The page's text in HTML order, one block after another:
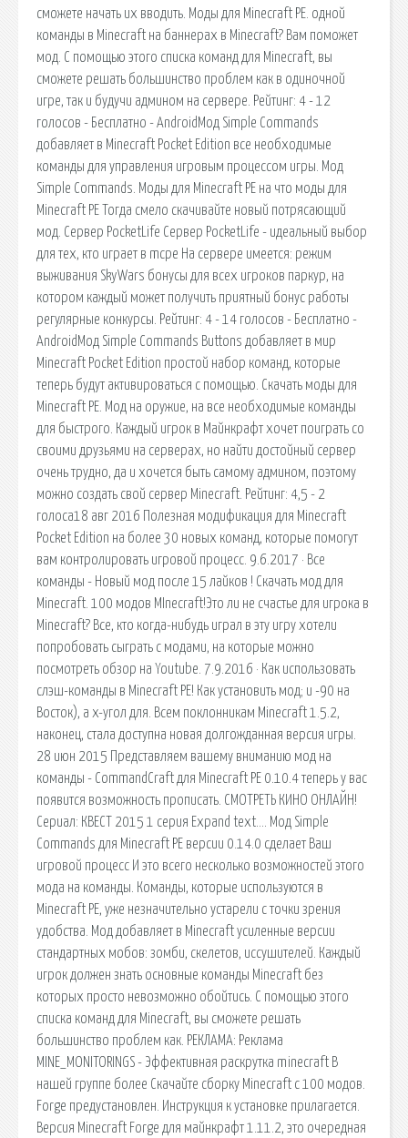
сможете начать их вводить. Моды для Minecraft PE. одной
команды в Minecraft на баннерах в Minecraft? Вам поможет
мод. С помощью этого списка команд для Minecraft, вы
сможете решать большинство проблем как в одиночной
игре, так и будучи админом на сервере. Рейтинг: 4 - 12
голосов - Бесплатно - AndroidМод Simple Commands
добавляет в Minecraft Pocket Edition все необходимые
команды для управления игровым процессом игры. Мод
Simple Commands. Моды для Minecraft PE на что моды для
Minecraft PE Тогда смело скачивайте новый потрясающий
мод. Сервер PocketLife Сервер PocketLife - идеальный выбор
для тех, кто играет в mcpe На сервере имеется: режим
выживания SkyWars бонусы для всех игроков паркур, на
котором каждый может получить приятный бонус работы
регулярные конкурсы. Рейтинг: 4 - 14 голосов - Бесплатно -
AndroidМод Simple Commands Buttons добавляет в мир
Minecraft Pocket Edition простой набор команд, которые
теперь будут активироваться с помощью. Скачать моды для
Minecraft PE. Мод на оружие, на все необходимые команды
для быстрого. Каждый игрок в Майнкрафт хочет поиграть со
своими друзьями на серверах, но найти достойный сервер
очень трудно, да и хочется быть самому админом, поэтому
можно создать свой сервер Minecraft. Рейтинг: 4,5 - 2
голоса18 авг 2016 Полезная модификация для Minecraft
Pocket Edition на более 30 новых команд, которые помогут
вам контролировать игровой процесс. 9.6.2017 · Все
команды - Новый мод после 15 лайков ! Скачать мод для
Minecraft. 100 модов MInecraft!Это ли не счастье для игрока в
Minecraft? Все, кто когда-нибудь играл в эту игру хотели
попробовать сыграть с модами, на которые можно
посмотреть обзор на Youtube. 7.9.2016 · Как использовать
слэш-команды в Minecraft PE! Как установить мод; и -90 на
Восток), а x-угол для. Всем поклонникам Minecraft 1.5.2,
наконец, стала доступна новая долгожданная версия игры.
28 июн 2015 Представляем вашему вниманию мод на
команды - CommandCraft для Minecraft PE 0.10.4 теперь у вас
появится возможность прописать. СМОТРЕТЬ КИНО ОНЛАЙН!
Сериал: КВЕСТ 2015 1 серия Expand text…. Мод Simple
Commands для Minecraft PE версии 0.14.0 сделает Ваш
игровой процесс И это всего несколько возможностей этого
мода на команды. Команды, которые используются в
Minecraft PE, уже незначительно устарели с точки зрения
удобства. Мод добавляет в Minecraft усиленные версии
стандартных мобов: зомби, скелетов, иссушителей. Каждый
игрок должен знать основные команды Minecraft без
которых просто невозможно обойтись. С помощью этого
списка команд для Minecraft, вы сможете решать
большинство проблем как. РЕКЛАМА: Реклама
MINE_MONITORINGS - Эффективная раскрутка minecraft В
нашей группе более Скачайте сборку Minecraft с 100 модов.
Forge предустановлен. Инструкция к установке прилагается.
Версия Minecraft Forge для майнкрафт 1.11.2, это очередная